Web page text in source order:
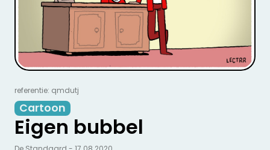
referentie: qmdutj
Cartoon
Eigen bubbel